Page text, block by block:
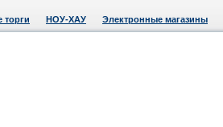
торги НОУ-ХАУ Электронные магазины